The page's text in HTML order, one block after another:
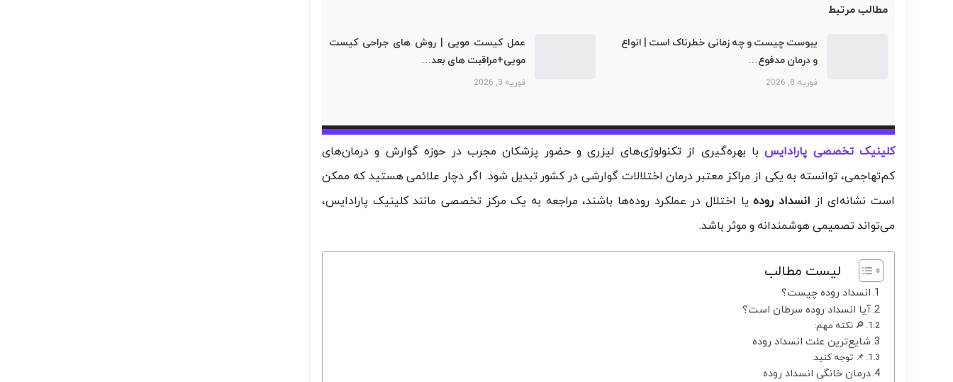
مطالب مرتبط
یبوست چیست و چه زمانی خطرناک است | انواع
و درمان مدفوع…
فوریه 8, 2026
عمل کیست مویی | روش های جراحی کیست
مویی+مراقبت های بعد…
فوریه 3, 2026
کلینیک تخصصی پارادایسبا بهره‌گیری از تکنولوژی‌های لیزری و حضور پزشکان مجرب در حوزه گوارش و درمان‌های
کم‌تهاجمی، توانسته به یکی از مراکز معتبر درمان اختلالات گوارشی در کشور تبدیل شود. اگر دچار علائمی هستید که ممکن
است نشانه‌ای از انسداد رودهیا اختلال در عملکرد روده‌ها باشند، مراجعه به یک مرکز تخصصی مانند کلینیک پارادایس،
می‌تواند تصمیمی هوشمندانه و موثر باشد.
لیست مطالب
انسداد روده چیست؟
آیا انسداد روده سرطان است؟
🔎 نکته مهم:
شایع‌ترین علت انسداد روده
📌 توجه کنید:
درمان خانگی انسداد روده